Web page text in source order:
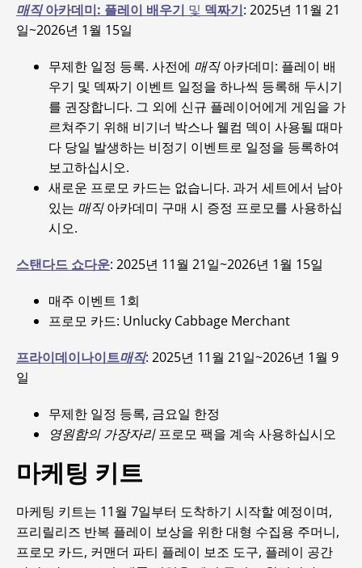
매직아카데미: 플레이 배우기 및 덱짜기: 2025년 11월 21
일~2026년 1월 15일
무제한 일정 등록. 사전에 매직아카데미: 플레이 배
우기 및 덱짜기 이벤트 일정을 하나씩 등록해 두시기
를 권장합니다. 그 외에 신규 플레이어에게 게임을 가
르쳐주기 위해 비기너 박스나 웰컴 덱이 사용될 때마
다 당일 발생하는 비정기 이벤트로 일정을 등록하여
보고하십시오.
새로운 프로모 카드는 없습니다. 과거 세트에서 남아
있는 매직아카데미 구매 시 증정 프로모를 사용하십
시오.
스탠다드 쇼다운: 2025년 11월 21일~2026년 1월 15일
매주 이벤트 1회
프로모 카드: Unlucky Cabbage Merchant
프라이데이나이트매직: 2025년 11월 21일~2026년 1월 9
일
무제한 일정 등록, 금요일 한정
영원함의 가장자리프로모 팩을 계속 사용하십시오
마케팅 키트
마케팅 키트는 11월 7일부터 도착하기 시작할 예정이며,
프리릴리즈 반복 플레이 보상을 위한 대형 수집용 주머니,
프로모 카드, 커맨더 파티 플레이 보조 도구, 플레이 공간